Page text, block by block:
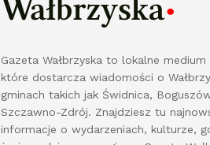
Gazeta Wałbrzyska to lokalne
które dostarcza wiadomości o
gminach takich jak Świdnica,
Szczawno-Zdrój. Znajdziesz tu
informacje o wydarzeniach, kulturze,